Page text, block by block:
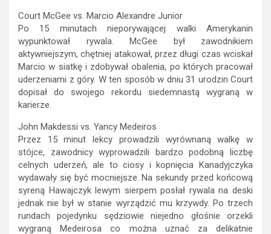
Court McGee vs. Marcio Alexandre Junior
Po 15 minutach nieporywającej walki Amerykanin
wypunktował rywala. McGee był zawodnikiem
aktywniejszym, chętniej atakował, przez długi czas wciskał
Marcio w siatkę i zdobywał obalenia, po których pracował
uderzeniami z góry. W ten sposób w dniu 31 urodzin Court
dopisał do swojego rekordu siedemnastą wygraną w
karierze.
John Makdessi vs. Yancy Medeiros
Przez 15 minut lekcy prowadzili wyrównaną walkę w
stójce, zawodnicy wyprowadzili bardzo podobną liczbę
celnych uderzeń, ale to ciosy i kopnięcia Kanadyjczyka
wydawały się być mocniejsze. Na sekundy przed końcową
syreną Hawajczyk lewym sierpem posłał rywala na deski
jednak nie był w stanie wyrządzić mu krzywdy. Po trzech
rundach pojedynku sędziowie niejedno głośnie orzekli
wygraną Medeirosa co można uznać za delikatnie